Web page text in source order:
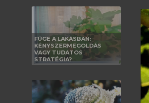
FÜGE A LAKÁSBAN:
KÉNYSZERMEGOLDÁS
VAGY TUDATOS
STRATÉGIA?